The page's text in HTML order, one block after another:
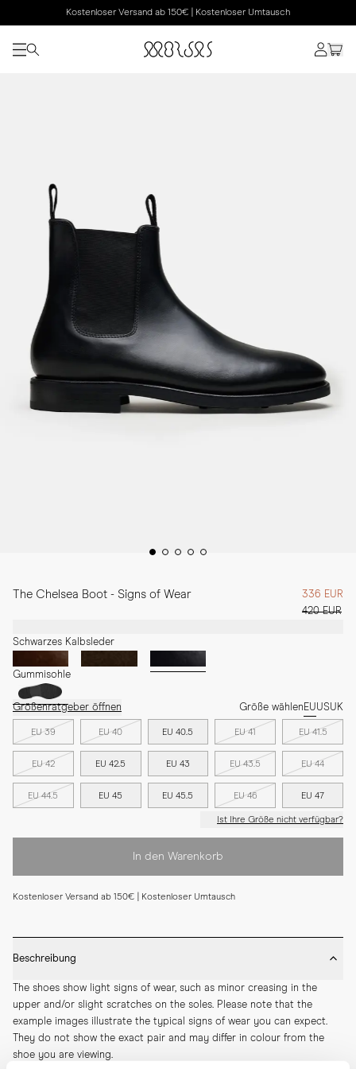
Kostenloser Versand ab 150€ | Kostenloser Umtausch
The Chelsea Boot - Signs of Wear
336 EUR
420 EUR
Schwarzes Kalbsleder
Gummisohle
Größenratgeber öffnen Größe wählenEUUSUK
EU 39 EU 40 EU 40.5 EU 41 EU 41.5
EU 42 EU 42.5 EU 43 EU 43.5 EU 44
EU 44.5 EU 45 EU 45.5 EU 46 EU 47
Ist Ihre Größe nicht verfügbar?
In den Warenkorb
Kostenloser Versand ab 150€ | Kostenloser Umtausch
Beschreibung
The shoes show light signs of wear, such as minor creasing in the
upper and/or slight scratches on the soles. Please note that the
example images illustrate the typical signs of wear you can expect.
They do not show the exact pair and may differ in colour from the
shoe you are viewing.